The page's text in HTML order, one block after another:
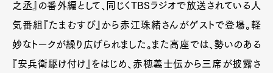
之丞』の番外編として、同じくTBSラジオで放送されている人
気番組『たまむすび』から赤江珠緒さんがゲストで登場。軽
妙なトークが繰り広げられました。また高座では、勢いのある
『安兵衛駆け付け』をはじめ、赤穂義士伝から三席が披露さ